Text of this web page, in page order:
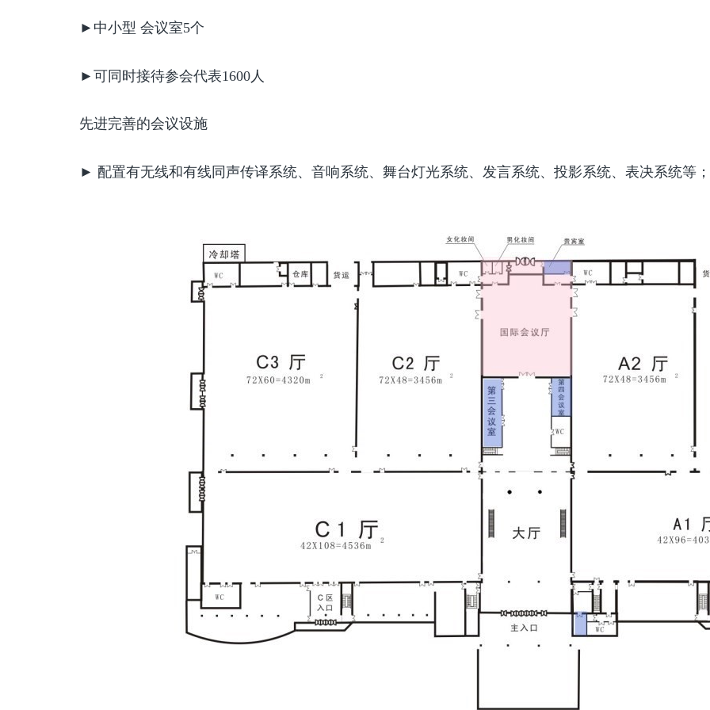
►中小型 会议室5个
►可同时接待参会代表1600人
先进完善的会议设施
► 配置有无线和有线同声传译系统、音响系统、舞台灯光系统、发言系统、投影系统、表决系统等